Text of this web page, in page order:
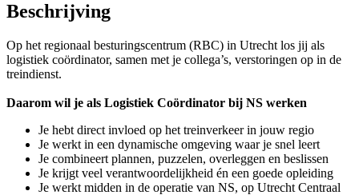
Beschrijving
Op het regionaal besturingscentrum (RBC) in Utrecht los jij als
logistiek coördinator, samen met je collega’s, verstoringen op in de
treindienst.
Daarom wil je als Logistiek Coördinator bij NS werken
Je hebt direct invloed op het treinverkeer in jouw regio
Je werkt in een dynamische omgeving waar je snel leert
Je combineert plannen, puzzelen, overleggen en beslissen
Je krijgt veel verantwoordelijkheid én een goede opleiding
Je werkt midden in de operatie van NS, op Utrecht Centraal